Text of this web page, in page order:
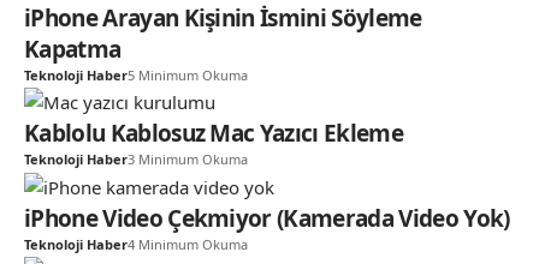
iPhone Arayan Kişinin İsmini Söyleme
Kapatma
Teknoloji Haber5 Minimum Okuma
Kablolu Kablosuz Mac Yazıcı Ekleme
Teknoloji Haber3 Minimum Okuma
iPhone Video Çekmiyor (Kamerada Video Yok)
Teknoloji Haber4 Minimum Okuma